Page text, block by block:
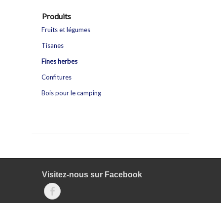
Produits
Fruits et légumes
Tisanes
Fines herbes
Confitures
Bois pour le camping
Visitez-nous sur Facebook
Facebook